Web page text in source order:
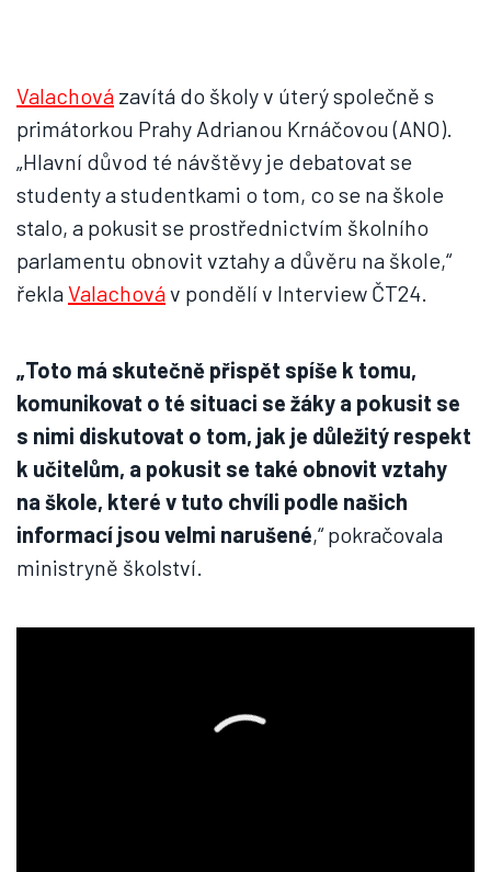
Valachová zavítá do školy v úterý společně s
primátorkou Prahy Adrianou Krnáčovou (ANO).
„Hlavní důvod té návštěvy je debatovat se
studenty a studentkami o tom, co se na škole
stalo, a pokusit se prostřednictvím školního
parlamentu obnovit vztahy a důvěru na škole,“
řeklaValachováv pondělí v Interview ČT24.
„Toto má skutečně přispět spíše k tomu,
komunikovat o té situaci se žáky a pokusit se
s nimi diskutovat o tom, jak je důležitý respekt
k učitelům, a pokusit se také obnovit vztahy
na škole, které v tuto chvíli podle našich
informací jsou velmi narušené,“ pokračovala
ministryně školství.